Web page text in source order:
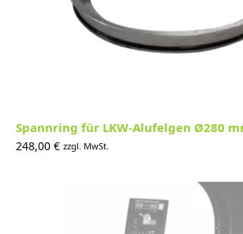
Spannring für LKW-Alufelgen Ø280
248,00 € zzgl. MwSt.